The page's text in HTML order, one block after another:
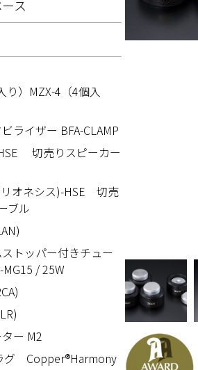
ス
り）MZX-4（4個入
ライザー BFA-CLAMP
切売りスピーカー
リオネシス)-HSE 切売
ブル
トッパー付きチュー
/ 25W
ー M2
グ Copper®Harmony